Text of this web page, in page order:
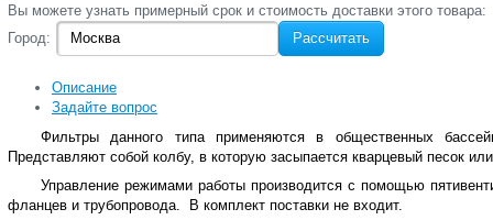
Вы‌ можете‌ узнать‌ примерный срок и стоимость‌ доставки этого товара:
Город:
Рассчитать
Описание
Задайте вопрос
Фильтры данного типа применяются в общественных
Представляют собой колбу, в которую засыпается кварцевый песок
Управление режимами работы производится с помощью
фланцев и трубопровода. В комплект поставки не входит.